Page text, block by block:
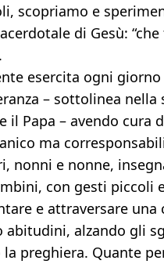
scopriamo e
di Gesù:
esercita ogni giorno
– sottolinea nella
il Papa – avendo cura
ma
nonni e nonne,
con gesti piccoli
e attraversare una
abitudini, alzando gli
preghiera. Quante